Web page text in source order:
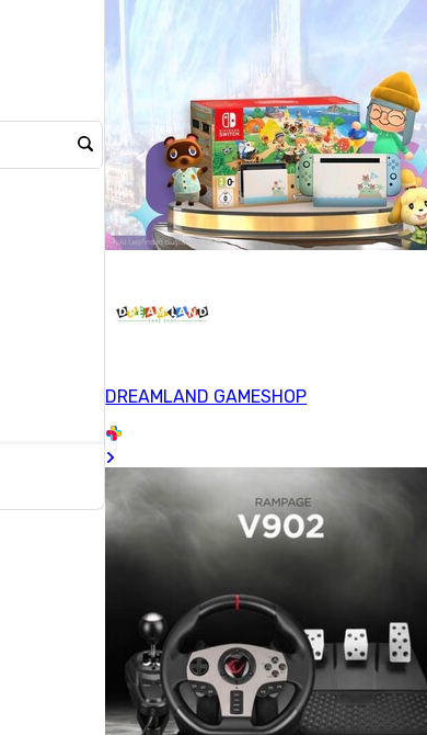
DREAMLAND GAMESHOP